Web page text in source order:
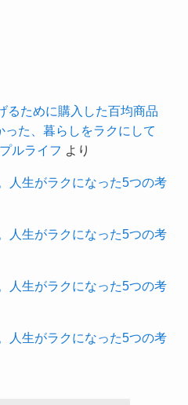
るために購入した百均商品
た、暮らしをラクにして
ルライフ より
人生がラクになった5つの考
人生がラクになった5つの考
人生がラクになった5つの考
人生がラクになった5つの考